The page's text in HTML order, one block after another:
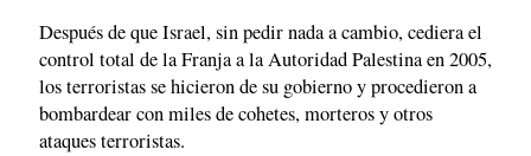
Después de que Israel, sin pedir nada a cambio, cediera el
control total de la Franja a la Autoridad Palestina en 2005,
los terroristas se hicieron de su gobierno y procedieron a
bombardear con miles de cohetes, morteros y otros
ataques terroristas.